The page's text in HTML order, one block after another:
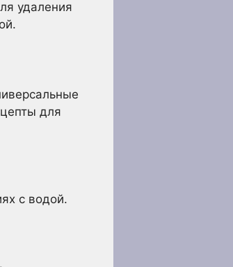
удаления
для
с водой.